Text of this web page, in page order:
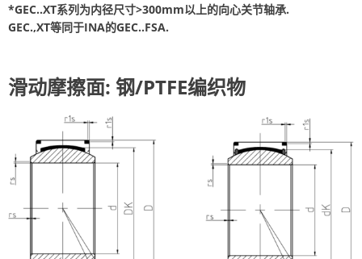
*GEC..XT系列为内径尺寸>300mm以上的向心关节轴承.
GEC.,XT等同于INA的GEC..FSA.
滑动摩擦面: 钢/PTFE编织物